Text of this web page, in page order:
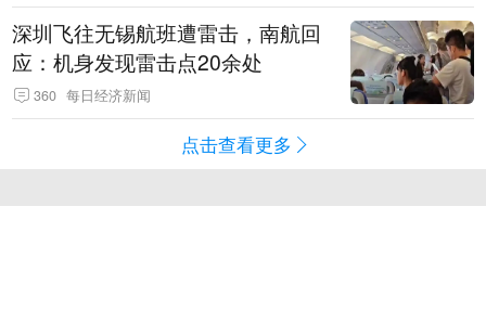
深圳飞往无锡航班遭雷击，南航回
应：机身发现雷击点20余处
360 每日经济新闻
点击查看更多